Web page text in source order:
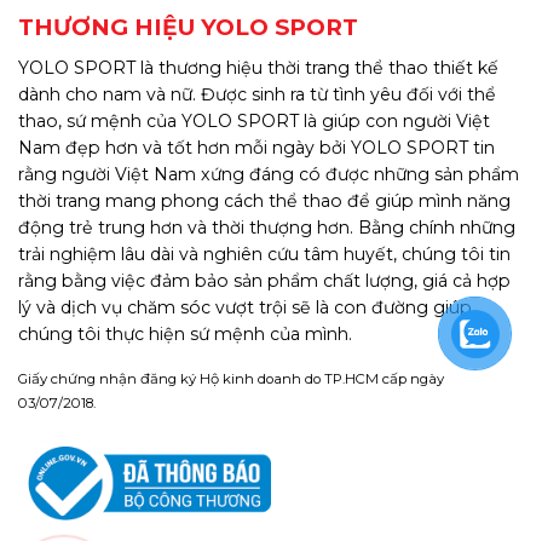
THƯƠNG HIỆU YOLO SPORT
YOLO SPORT là thương hiệu thời trang thể thao thiết kế
dành cho nam và nữ. Được sinh ra từ tình yêu đối với thể
thao, sứ mệnh của YOLO SPORT là giúp con người Việt
Nam đẹp hơn và tốt hơn mỗi ngày bởi YOLO SPORT tin
rằng người Việt Nam xứng đáng có được những sản phẩm
thời trang mang phong cách thể thao để giúp mình năng
động trẻ trung hơn và thời thượng hơn. Bằng chính những
trải nghiệm lâu dài và nghiên cứu tâm huyết, chúng tôi tin
rằng bằng việc đảm bảo sản phẩm chất lượng, giá cả hợp
lý và dịch vụ chăm sóc vượt trội sẽ là con đường giúp
chúng tôi thực hiện sứ mệnh của mình.
Giấy chứng nhận đăng ký Hộ kinh doanh do TP.HCM cấp ngày
03/07/2018.